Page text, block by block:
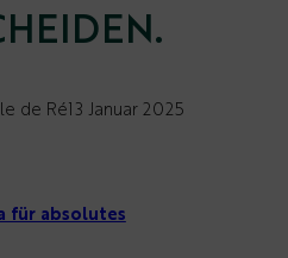
de Ré13 Januar 2025
für absolutes